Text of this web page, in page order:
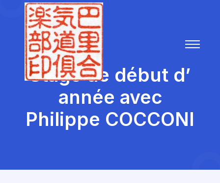
Stage de début d’
année avec
Philippe COCCONI